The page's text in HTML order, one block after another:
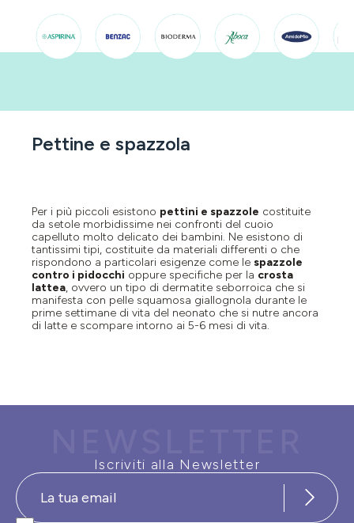
Pettine e spazzola
Per i più piccoli esistono pettini e spazzole costituite
da setole morbidissime nei confronti del cuoio
capelluto molto delicato dei bambini. Ne esistono di
tantissimi tipi, costituite da materiali differenti o che
rispondono a particolari esigenze come le spazzole
contro i pidocchi oppure specifiche per la crosta
lattea, ovvero un tipo di dermatite seborroica che si
manifesta con pelle squamosa giallognola durante le
prime settimane di vita del neonato che si nutre ancora
di latte e scompare intorno ai 5-6 mesi di vita.
Iscriviti alla Newsletter